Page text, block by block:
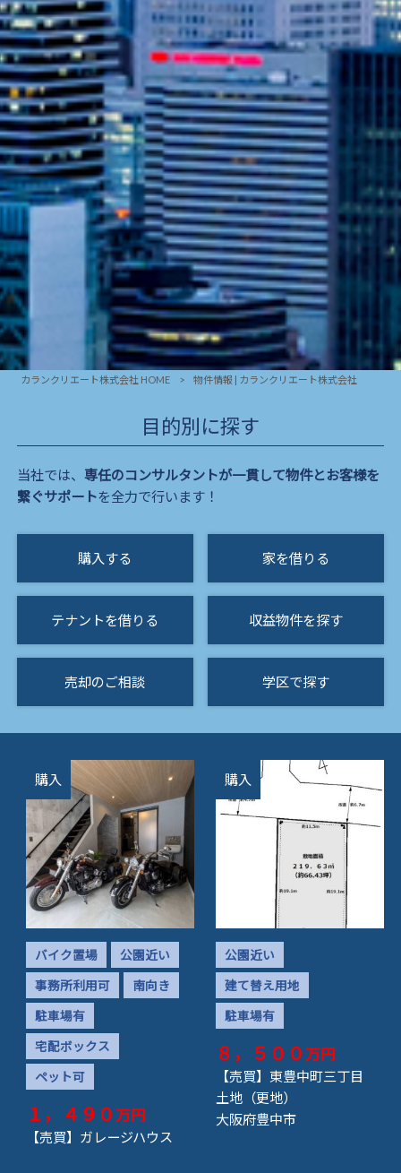
カランクリエート株式会社 HOME > 物件情報 | カランクリエート株式会社
目的別に探す
当社では、 専任のコンサルタントが一貫して物件とお客様を
繋ぐサポートを全力で行います！
購入する 家を借りる
テナントを借りる 収益物件を探す
売却のご相談 学区で探す
購入
バイク置場
公園近い
事務所利用可
南向き
駐車場有
宅配ボックス
ペット可
１，４９０ 万円
【売買】ガレージハウス
購入
公園近い
建て替え用地
駐車場有
８，５００ 万円
【売買】東豊中町三丁目
土地（更地）
大阪府豊中市